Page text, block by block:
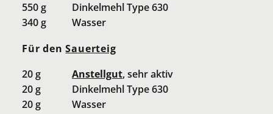
550g
Dinkelmehl Type 630
340g
Wasser
Für denSauerteig
20g Anstellgut, sehr aktiv
20g
Dinkelmehl Type 630
20g
Wasser